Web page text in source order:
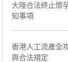
大陸合法終止懷
知事項
香港人工流產全
與合法規定